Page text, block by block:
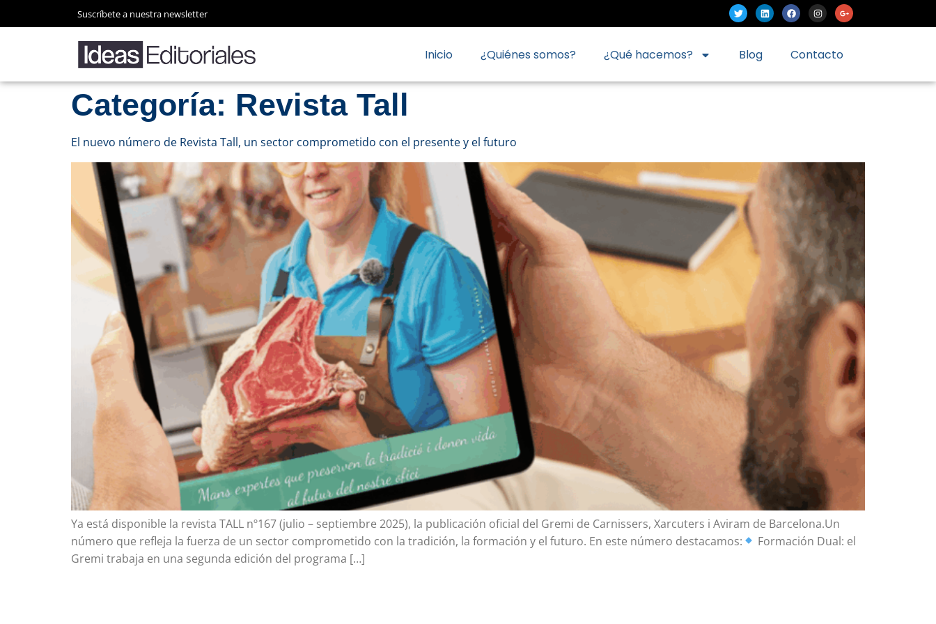
Suscríbete a nuestra newsletter
Inicio ¿Quiénes somos? ¿Qué hacemos? Blog Contacto
Categoría: Revista Tall
El nuevo número de Revista Tall, un sector comprometido con el presente y el futuro
Ya está disponible la revista TALL nº167 (julio – septiembre 2025), la publicación oficial del Gremi de Carnissers, Xarcuters i Aviram de Barcelona.Un
número que refleja la fuerza de un sector comprometido con la tradición, la formación y el futuro. En este número destacamos:
Formación Dual: el
Gremi trabaja en una segunda edición del programa […]